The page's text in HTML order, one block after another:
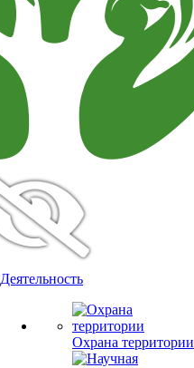
Деятельность
Охрана территории